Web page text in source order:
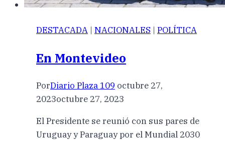
DESTACADA | NACIONALES | POLÍTICA
En Montevideo
PorDiario Plaza 109 octubre 27,
2023octubre 27, 2023
El Presidente se reunió con sus pares de
Uruguay y Paraguay por el Mundial 2030